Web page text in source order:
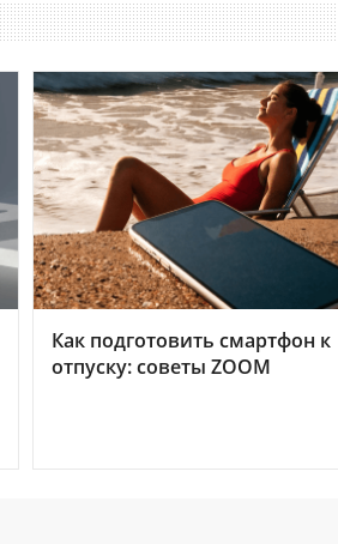
Как подготовить смартфон к
отпуску: советы ZOOM